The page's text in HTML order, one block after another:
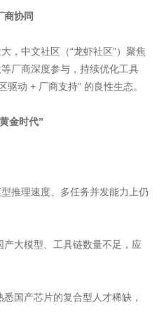
商协同
，中文社区（“龙虾社区”）聚焦
厂商深度参与，持续优化工具
动 + 厂商支持” 的良性生态。
金时代”
推理速度、多任务并发能力上仍
大模型、工具链数量不足，应
国产芯片的复合型人才稀缺，